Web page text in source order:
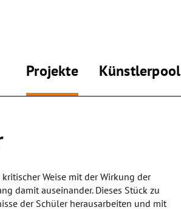
Projekte Künstlerpool
Weise mit der Wirkung der
damit auseinander. Dieses Stück zu
der Schüler herausarbeiten und mit